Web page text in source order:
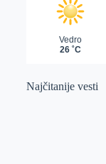
Najčitanije vesti